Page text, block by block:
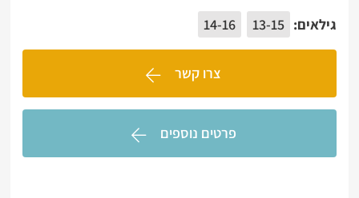
צרו קשר
פרטים נוספים
גילאים: 13-15
14-16